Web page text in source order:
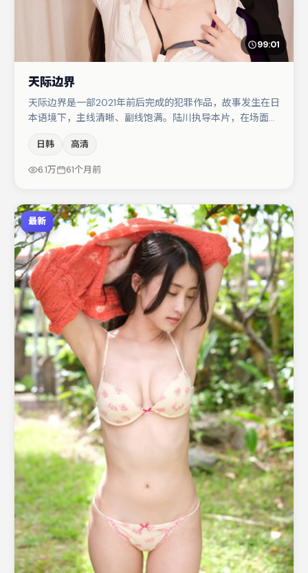
99:01
天际边界
天际边界是一部2021年前后完成的犯罪作品，故事发生在日
本语境下，主线清晰、副线饱满。陆川执导本片，在场面调
娜与任素汐的对手戏构成全片情感锚点，张子枫则以细节塑
造推动谜题层层揭开。节奏紧凑、反转有度，值得列入片
日韩 高清
6.1万 61个月前
最新